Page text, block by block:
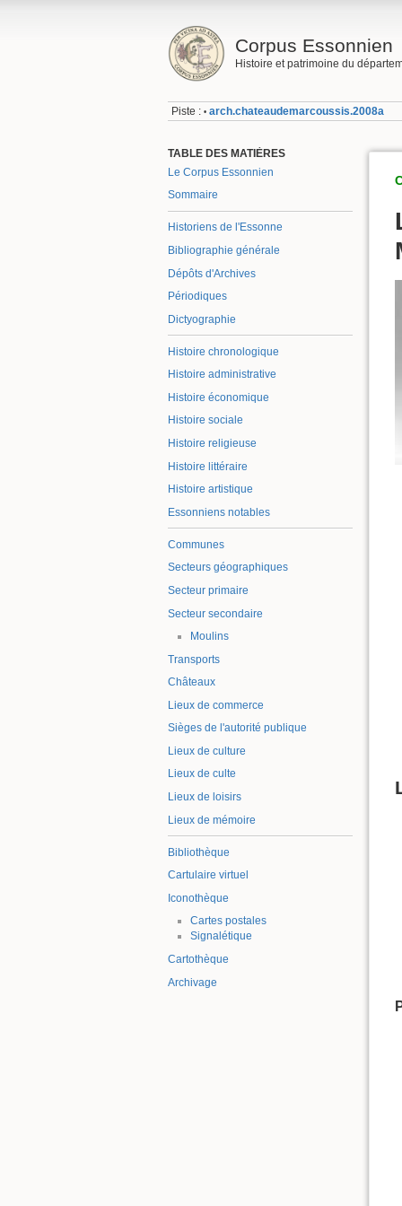
Corpus Essonnien
Histoire et patrimoine du
Piste : • arch.chateaudemarcoussis.2008a
TABLE DES MATIÈRES
Le Corpus Essonnien
Sommaire
Historiens de l'Essonne
Bibliographie générale
Dépôts d'Archives
Périodiques
Dictyographie
Histoire chronologique
Histoire administrative
Histoire économique
Histoire sociale
Histoire religieuse
Histoire littéraire
Histoire artistique
Essonniens notables
Communes
Secteurs géographiques
Secteur primaire
Secteur secondaire
Moulins
Transports
Châteaux
Lieux de commerce
Sièges de l'autorité publique
Lieux de culture
Lieux de culte
Lieux de loisirs
Lieux de mémoire
Bibliothèque
Cartulaire virtuel
Iconothèque
Cartes postales
Signalétique
Cartothèque
Archivage